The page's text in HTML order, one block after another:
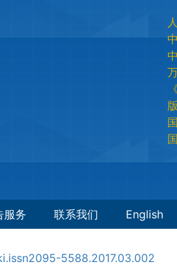
服务 联系我们 English
5588.2017.03.002